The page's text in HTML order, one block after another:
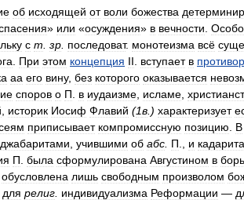
об исходящей от воли божества
» или «осуждения» в вечности
с т зр последоват. монотеизма всё
При этом концепция II вступает в
аа его вину, без которого оказывается
споров о П в иудаизме исламе
историк Иосиф Флавий (1в ) характеризует
приписывает компромиссную позицию В
джабаритами учившими об абс П и
П была сформулирована Августином в
обусловлена лишь свободным произволом
для религ индивидуализма Реформации —